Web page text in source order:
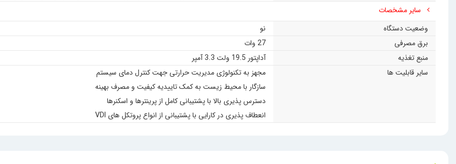
سایر مشخصات
وضعیت دستگاه
نو
برق مصرفی
27 وات
منبع تغذیه
آداپتور 19.5 ولت 3.3 آمپر
سایر قابلیت ها
مجهز به تکنولوژی مدیریت حرارتی جهت کنترل دمای سیستم
سازگار با محیط زیست به کمک تاییدیه کیفیت و مصرف بهینه
دسترس پذیری بالا با پشتیبانی کامل از پرینترها و اسکنرها
انعطاف پذیری در کارایی با پشتیبانی از انواع پروتکل های VDI